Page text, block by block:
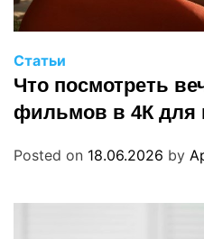
Статьи
Что посмотреть
фильмов в 4К для
Posted on 18.06.2026 by